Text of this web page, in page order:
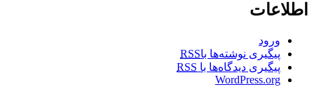
اطلاعات
ورود
پیگیری نوشته‌ها باRSS
پیگیری دیدگاه‌ها با RSS
WordPress.org